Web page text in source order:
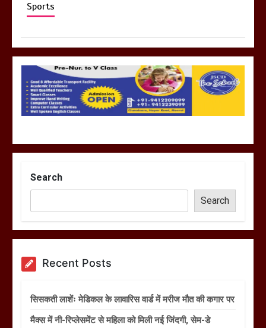
Sports
Search
Search
Recent Posts
सिसकती लाशेंः मेडिकल के लावारिस वार्ड में मरीज मौत की कगार पर
मैक्स में नी-रिप्लेसमेंट से महिला को मिली नई जिंदगी, सेम-डे